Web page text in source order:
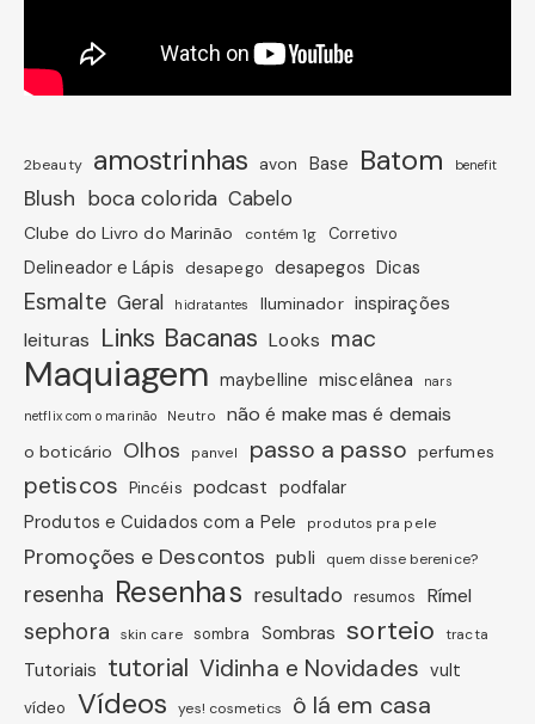
2beauty amostrinhas avon Base Batom benefit
Blush boca colorida Cabelo
Clube do Livro do Marinão contém 1g Corretivo
Delineador e Lápis desapego desapegos Dicas
Esmalte Geral hidratantes Iluminador inspirações
leituras Links Bacanas Looks mac
Maquiagem maybelline miscelânea nars
netflix com o marinão Neutro não é make mas é demais
o boticário Olhos panvel passo a passo perfumes
petiscos Pincéis podcast podfalar
Produtos e Cuidados com a Pele
produtos pra pele
Promoções e Descontos publi quem disse berenice?
resenha Resenhas resultado resumos Rímel
sephora skin care sombra Sombras sorteio tracta
Tutoriais tutorial Vidinha e Novidades vult
vídeo Vídeos yes! cosmetics ô lá em casa